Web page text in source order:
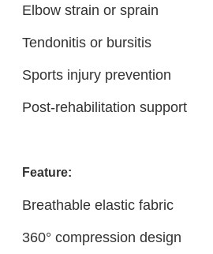
Elbow strain or sprain
Tendonitis or bursitis
Sports injury prevention
Post-rehabilitation support
Feature:
Breathable elastic fabric
360° compression design